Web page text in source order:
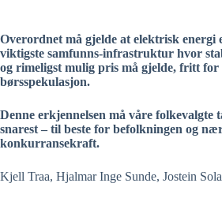
Overordnet må gjelde at elektrisk energi
viktigste samfunns-infrastruktur hvor
og rimeligst mulig pris må gjelde, fritt for
børsspekulasjon.
Denne erkjennelsen må våre folkevalgte
snarest – til beste for befolkningen og
konkurransekraft.
Kjell Traa, Hjalmar Inge Sunde, Jostein